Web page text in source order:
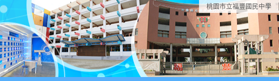
桃園市立福豐國民中學